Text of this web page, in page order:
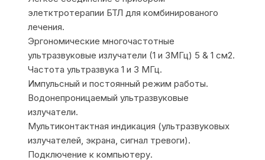
элетктротерапии БТЛ для комбинированого
лечения.
Эргономические многочастотные
ультразвуковые излучатели (1 и 3МГц) 5 & 1 см2.
Частота ультразвука 1 и 3 МГц.
Импульсный и постоянный режим работы.
Водонепроницаемый ультразвуковые
излучатели.
Мультиконтактная индикация (ультразвуковых
излучателей, экрана, сигнал тревоги).
Подключение к компьютеру.